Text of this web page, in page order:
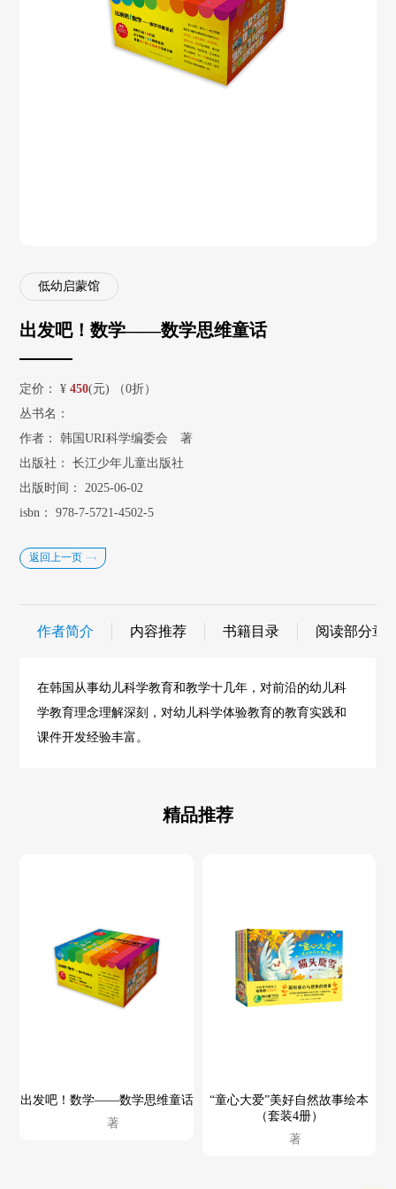
低幼启蒙馆
出发吧！数学——数学思维童话
定价： ¥450(元) （0折）
丛书名：
作者：
韩国URI科学编委会 著
出版社：
长江少年儿童出版社
出版时间：
2025-06-02
isbn：
978-7-5721-4502-5
返回上一页
作者简介 内容推荐 书籍目录 阅读部分章
在韩国从事幼儿科学教育和教学十几年，对前沿的幼儿科
学教育理念理解深刻，对幼儿科学体验教育的教育实践和
课件开发经验丰富。
精品推荐
出发吧！数学——数学思维童话
著
“童心大爱”美好自然故事绘本
（套装4册）
著